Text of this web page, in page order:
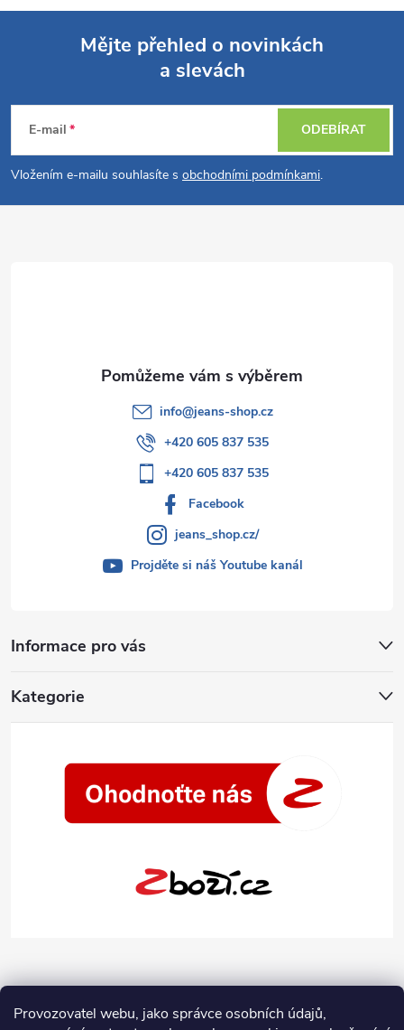
Provozovatel webu, jako správce osobních údajů,
p
a
Mějte přehled o novinkách
a slevách
E-mail
Vložením e-mailu souhlasíte s obchodními podmínkami.
ODEBÍRAT
Informace pro vás
Kategorie
info@jeans-shop.cz
+420 605 837 535
+420 605 837 535
Facebook
jeans_shop.cz/
Projděte si náš Youtube kanál